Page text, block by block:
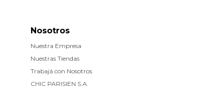
Nosotros
Nuestra Empresa
Nuestras Tiendas
Trabajá con Nosotros
CHIC PARISIEN S.A.